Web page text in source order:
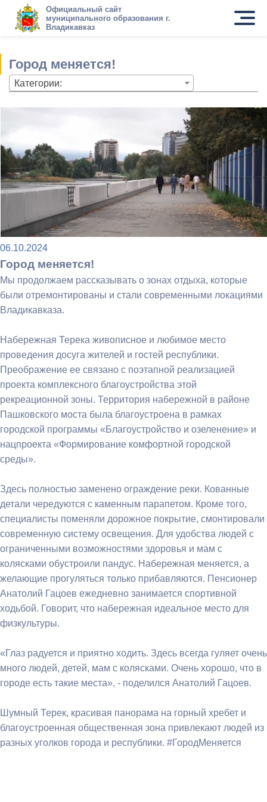
Официальный сайт
муниципального образования г.
Владикавказ
Город меняется!
Категории:
06.10.2024
Город меняется!
Мы продолжаем рассказывать о зонах отдыха, которые
были отремонтированы и стали современными локациями
Владикавказа.
Набережная Терека живописное и любимое место
проведения досуга жителей и гостей республики.
Преображение ее связано с поэтапной реализацией
проекта комплексного благоустройства этой
рекреационной зоны. Территория набережной в районе
Пашковского моста была благоустроена в рамках
городской программы «Благоустройство и озеленение» и
нацпроекта «Формирование комфортной городской
среды».
Здесь полностью заменено ограждение реки. Кованные
детали чередуются с каменным парапетом. Кроме того,
специалисты поменяли дорожное покрытие, смонтировали
современную систему освещения. Для удобства людей с
ограниченными возможностями здоровья и мам с
колясками обустроили пандус. Набережная меняется, а
желающие прогуляться только прибавляются. Пенсионер
Анатолий Гацоев ежедневно занимается спортивной
ходьбой. Говорит, что набережная идеальное место для
физкультуры.
«Глаз радуется и приятно ходить. Здесь всегда гуляет очень
много людей, детей, мам с колясками. Очень хорошо, что в
городе есть такие места», - поделился Анатолий Гацоев.
Шумный Терек, красивая панорама на горный хребет и
благоустроенная общественная зона привлекают людей из
разных уголков города и республики. #ГородМеняется